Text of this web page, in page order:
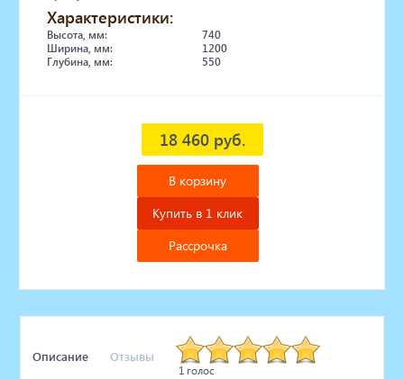
Характеристики:
Высота, мм:
740
Ширина, мм:
1200
Глубина, мм:
550
18 460 руб.
В корзину
Купить в 1 клик
Рассрочка
Описание Отзывы
1 голос